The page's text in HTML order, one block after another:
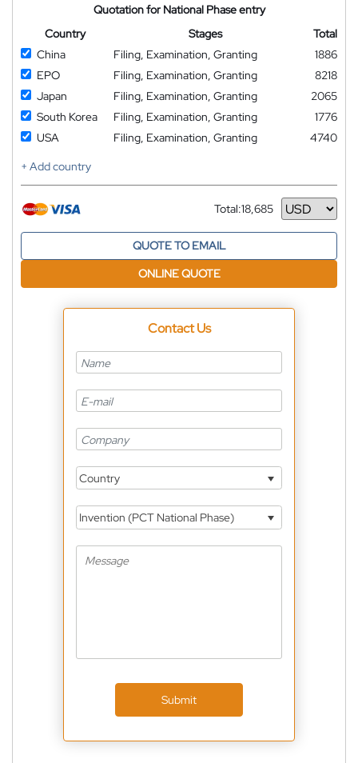
Quotation for National Phase entry
Country
Stages
Total
China
Filing, Examination, Granting
1886
EPO
Filing, Examination, Granting
8218
Japan
Filing, Examination, Granting
2065
South Korea
Filing, Examination, Granting
1776
USA
Filing, Examination, Granting
4740
+ Add country
Total:18,685
Currency
QUOTE TO EMAIL
ONLINE QUOTE
Contact Us
Country
Invention (PCT National Phase)
Submit